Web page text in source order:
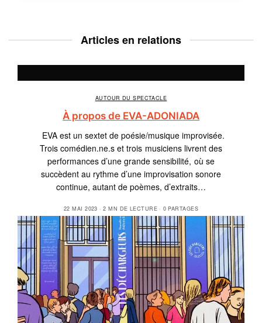
Articles en relations
AUTOUR DU SPECTACLE
À propos de EVA-ADONIADA
EVA est un sextet de poésie/musique improvisée.
Trois comédien.ne.s et trois musiciens livrent des
performances d’une grande sensibilité, où se
succèdent au rythme d’une improvisation sonore
continue, autant de poèmes, d’extraits…
22 MAI 2023 2 MN DE LECTURE 0 PARTAGES